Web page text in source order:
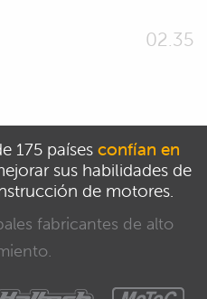
02.35
175 países confían en
sus habilidades de
de motores.
fabricantes de alto